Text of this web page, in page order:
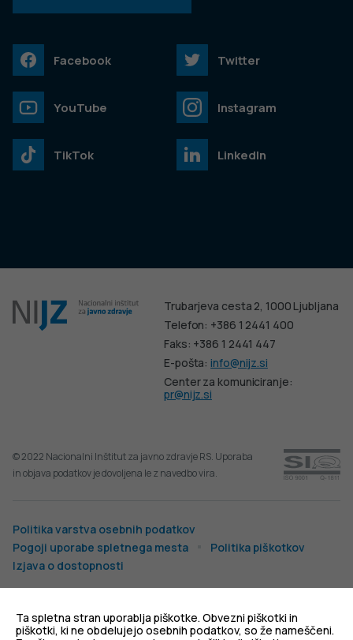
Trubarjeva cesta 2, 1000 Ljubljana
Telefon: +386 1 2441 400
Faks: +386 1 2441 447
E-pošta:info@nijz.si
Center za komuniciranje:
pr@nijz.si
Politika varstva osebnih podatkov
Pogoji uporabe spletnega mesta
Politika piškotkov
Izjava o dostopnosti
© 2022 Nacionalni Inštitut za javno zdravje RS. Uporaba
in objava podatkov je dovoljena le z navedbo vira.
Facebook Twitter
YouTube Instagram
TikTok LinkedIn
Ta spletna stran uporablja piškotke. Obvezni piškotki in
piškotki, ki ne obdelujejo osebnih podatkov, so že nameščeni.